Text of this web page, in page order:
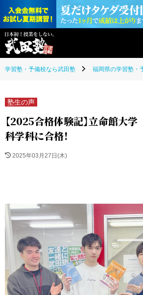
学習塾・予備校なら武田塾 福岡県の学習塾・
塾生の声
【2025合格体験記】立命館大
科学科に合格！
2025年03月27日(木)